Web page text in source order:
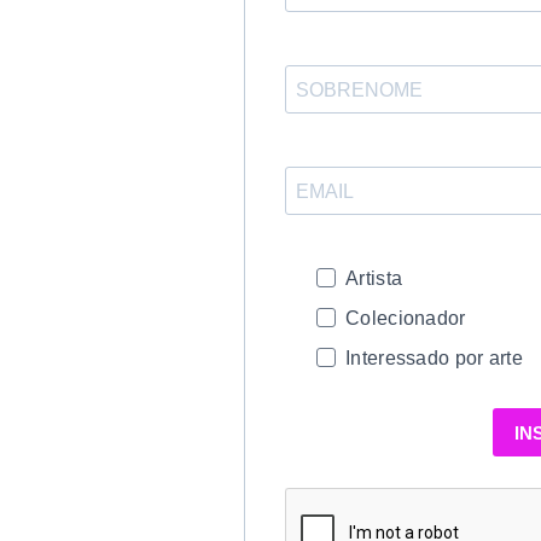
Artista
Colecionador
Interessado por arte